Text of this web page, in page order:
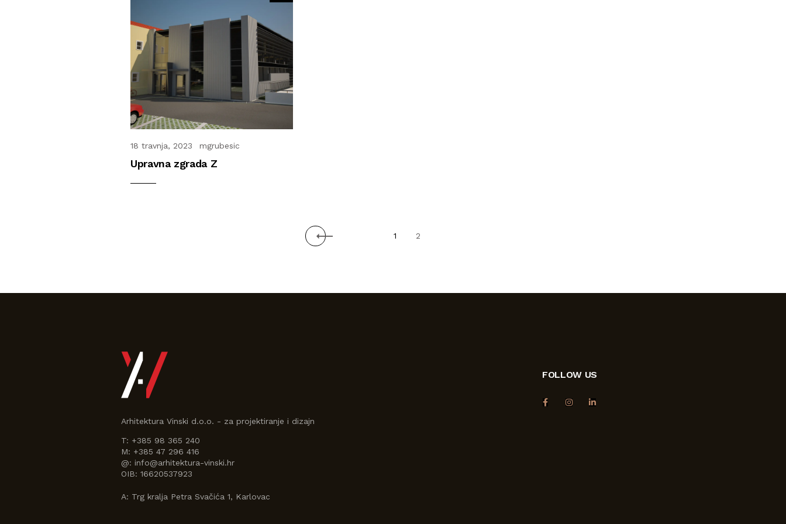
13 PROSINCA, 2021
18 travnja, 2023 mgrubesic
Upravna zgrada Z
Prev 1 2
Arhitektura Vinski d.o.o. - za projektiranje i dizajn
T: +385 98 365 240
M: +385 47 296 416
@: info@arhitektura-vinski.hr
OIB: 16620537923
A: Trg kralja Petra Svačića 1, Karlovac
FOLLOW US